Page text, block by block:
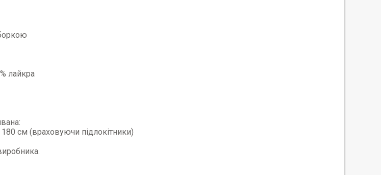
лайкра
см (враховуючи підлокітники)